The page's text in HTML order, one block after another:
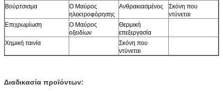
Βούρτσισμα
Ο Μαύρος
ηλεκτροφόρησης
Ανθρακιασμένος
Σκόνη που
ντύνεται
Επιχρωμίωση
Ο Μαύρος
οξειδίων
Θερμική
επεξεργασία
Χημική ταινία
Σκόνη που
ντύνεται
Διαδικασία προϊόντων: